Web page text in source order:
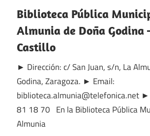
Biblioteca Pública
Almunia de Doña Godina
Castillo
► Dirección: c/ San Juan, s/n, La
Godina, Zaragoza. ► Email:
biblioteca.almunia@telefonica.net
81 18 70 En la Biblioteca Pública
Almunia